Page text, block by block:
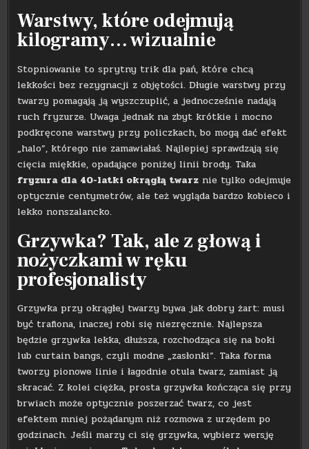
Warstwy, które odejmują
kilogramy… wizualnie
Stopniowanie to sprytny trik dla pań, które chcą
lekkości bez rezygnacji z objętości. Długie warstwy przy
twarzy pomagają ją wyszczuplić, a jednocześnie nadają
ruch fryzurze. Uwaga jednak na zbyt krótkie i mocno
podkręcone warstwy przy policzkach, bo mogą dać efekt
„halo”, którego nie zamawiałaś. Najlepiej sprawdzają się
cięcia miękkie, opadające poniżej linii brody. Taka
fryzura dla 40-latki okrągłą twarz nie tylko odejmuje
optycznie centymetrów, ale też wygląda bardzo kobieco i
lekko nonszalancko.
Grzywka? Tak, ale z głową i
nożyczkami w ręku
profesjonalisty
Grzywka przy okrągłej twarzy bywa jak dobry żart: musi
być trafiona, inaczej robi się niezręcznie. Najlepsza
będzie grzywka lekka, dłuższa, rozchodząca się na boki
lub curtain bangs, czyli modne „zasłonki”. Taka forma
tworzy pionowe linie i łagodnie otula twarz, zamiast ją
skracać. Z kolei ciężka, prosta grzywka kończąca się przy
brwiach może optycznie poszerzać twarz, co jest
efektem mniej pożądanym niż rozmowa z urzędem po
godzinach. Jeśli marzy ci się grzywka, wybierz wersję